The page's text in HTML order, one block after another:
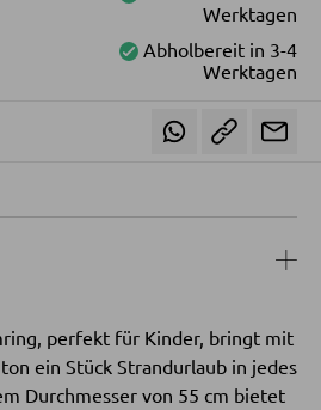
Werktagen
Abholbereit in 3-4
Werktagen
perfekt für Kinder, bringt mit
ein Stück Strandurlaub in jedes
Durchmesser von 55 cm bietet